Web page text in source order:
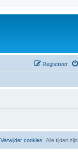
Registreer
Alle tijden zijn
Verwijder cookies